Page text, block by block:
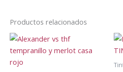
Productos relacionados